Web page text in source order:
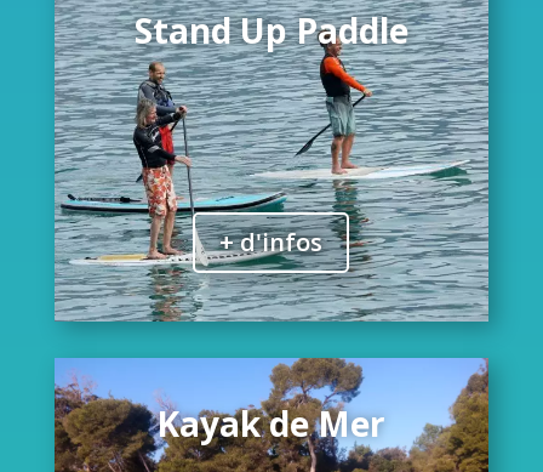
Stand Up Paddle
+ d'infos
Kayak de Mer